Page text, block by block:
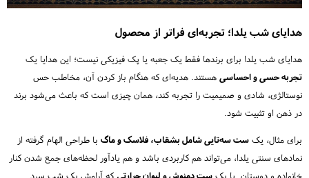
هدایای شب یلدا؛ تجربه‌ای فراتر از محصول
هدایای شب یلدا برای برندها فقط یک جعبه یا پک فیزیکی نیست؛ این هدایا یک
تجربه حسی و احساسی هستند. هدیه‌ای که هنگام باز کردن آن، مخاطب حس
نوستالژی، شادی و صمیمیت را تجربه کند، همان چیزی است که باعث می‌شود برند
در ذهن او تثبیت شود.
برای مثال، یک ست سه‌تایی شامل بشقاب، فلاسک و ماگ با طراحی الهام گرفته از
نمادهای سنتی یلدا، می‌تواند هم کاربردی باشد و هم یادآور لحظه‌های جمع شدن کنار